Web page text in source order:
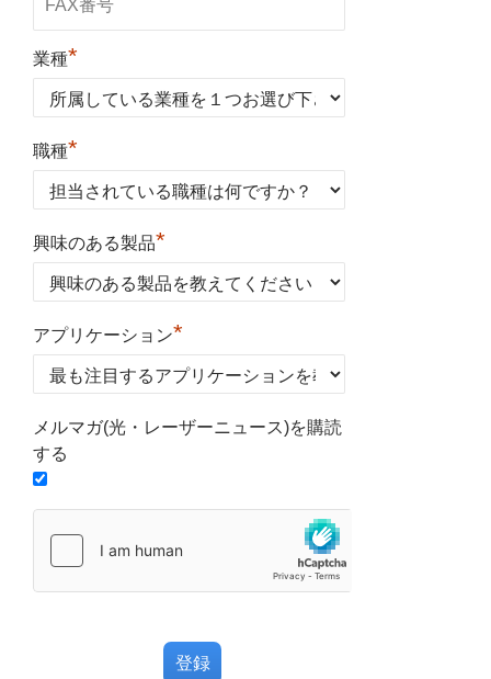
業種*
職種*
興味のある製品*
アプリケーション*
メルマガ(光・レーザーニュース)を購読
する